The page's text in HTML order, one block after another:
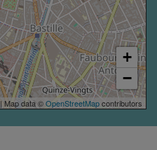
+
−
| Map data ©OpenStreetMapcontributors